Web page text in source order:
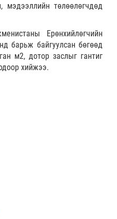
мэдээллийн төлөөлөгчдөд
Ерөнхийлөгчийн
барьж байгуулсан бөгөөд
м2, дотор заслыг гантиг
хийжээ.